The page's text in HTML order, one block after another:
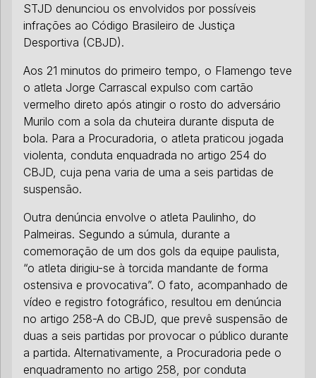
STJD denunciou os envolvidos por possíveis
infrações ao Código Brasileiro de Justiça
Desportiva (CBJD).
Aos 21 minutos do primeiro tempo, o Flamengo teve
o atleta Jorge Carrascal expulso com cartão
vermelho direto após atingir o rosto do adversário
Murilo com a sola da chuteira durante disputa de
bola. Para a Procuradoria, o atleta praticou jogada
violenta, conduta enquadrada no artigo 254 do
CBJD, cuja pena varia de uma a seis partidas de
suspensão.
Outra denúncia envolve o atleta Paulinho, do
Palmeiras. Segundo a súmula, durante a
comemoração de um dos gols da equipe paulista,
“o atleta dirigiu-se à torcida mandante de forma
ostensiva e provocativa”. O fato, acompanhado de
vídeo e registro fotográfico, resultou em denúncia
no artigo 258-A do CBJD, que prevê suspensão de
duas a seis partidas por provocar o público durante
a partida. Alternativamente, a Procuradoria pede o
enquadramento no artigo 258, por conduta